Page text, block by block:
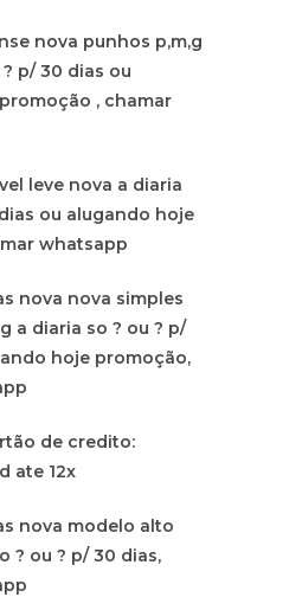
nova punhos p,m,g
p/ 30 dias ou
, chamar
leve nova a diaria
ou alugando hoje
whatsapp
nova nova simples
a diaria so ? ou ? p/
hoje promoção,
de credito:
ate 12x
nova modelo alto
? ou ? p/ 30 dias,